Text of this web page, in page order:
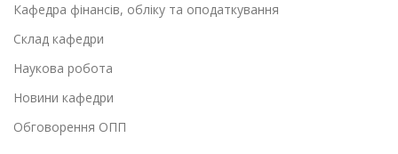
Кафедра фінансів, обліку та оподаткування
Склад кафедри
Наукова робота
Новини кафедри
Обговорення ОПП